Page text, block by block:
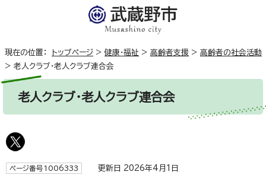
現在の位置： トップページ > 健康・福祉 > 高齢者支援 > 高齢者の社会活動
> 老人クラブ・老人クラブ連合会
老人クラブ・老人クラブ連合会
ページ番号1006333 更新日 2026年4月1日